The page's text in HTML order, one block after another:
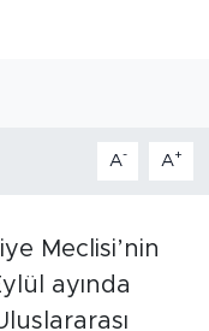
A- A+
Meclisi’nin
ayında